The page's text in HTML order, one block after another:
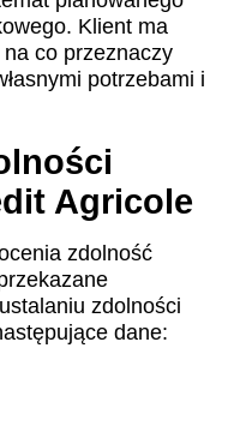
Klient ma
na co przeznaczy
potrzebami i
Agricole
zdolność
zdolności
dane: